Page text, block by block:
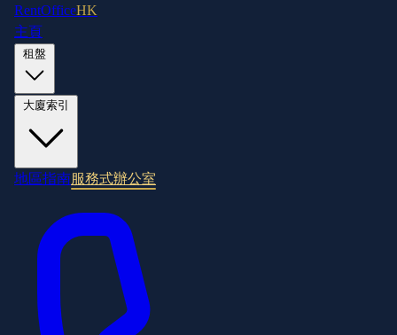
RentOfficeHK
主頁
地區指南服務式辦公室